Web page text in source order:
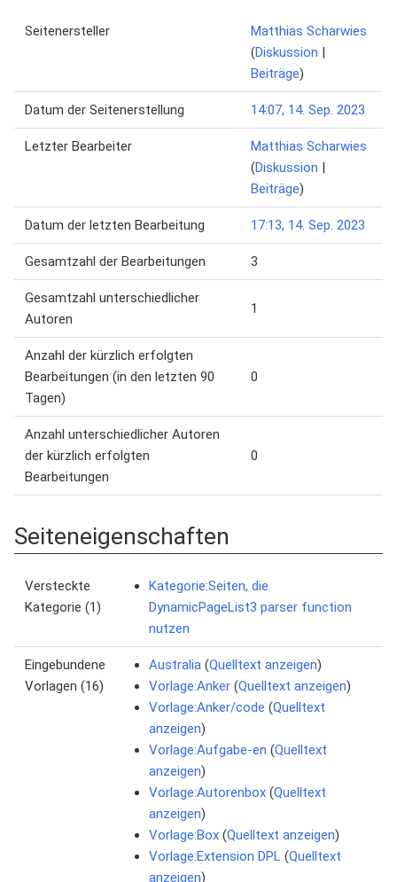
Seitenersteller
Matthias Scharwies
(Diskussion |
Beiträge)
Datum der Seitenerstellung 14:07, 14. Sep. 2023
Letzter Bearbeiter
Matthias Scharwies
(Diskussion |
Beiträge)
Datum der letzten Bearbeitung 17:13, 14. Sep. 2023
Gesamtzahl der Bearbeitungen 3
Gesamtzahl unterschiedlicher
Autoren
1
Anzahl der kürzlich erfolgten
Bearbeitungen (in den letzten 90
Tagen)
0
Anzahl unterschiedlicher Autoren
der kürzlich erfolgten
Bearbeitungen
0
Seiteneigenschaften
Versteckte
Kategorie (1)
Kategorie:Seiten, die
DynamicPageList3 parser function
nutzen
Eingebundene
Vorlagen (16)
Australia (Quelltext anzeigen)
Vorlage:Anker (Quelltext anzeigen)
Vorlage:Anker/code (Quelltext
anzeigen)
Vorlage:Aufgabe-en (Quelltext
anzeigen)
Vorlage:Autorenbox (Quelltext
anzeigen)
Vorlage:Box (Quelltext anzeigen)
Vorlage:Extension DPL (Quelltext
anzeigen)